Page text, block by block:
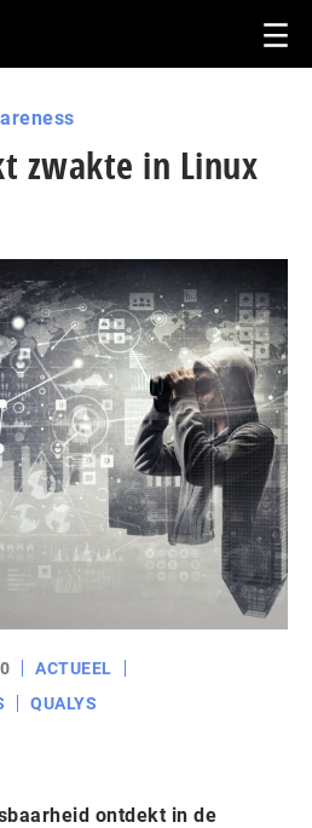
zwakte in Linux
ACTUEEL
QUALYS
ontdekt in de